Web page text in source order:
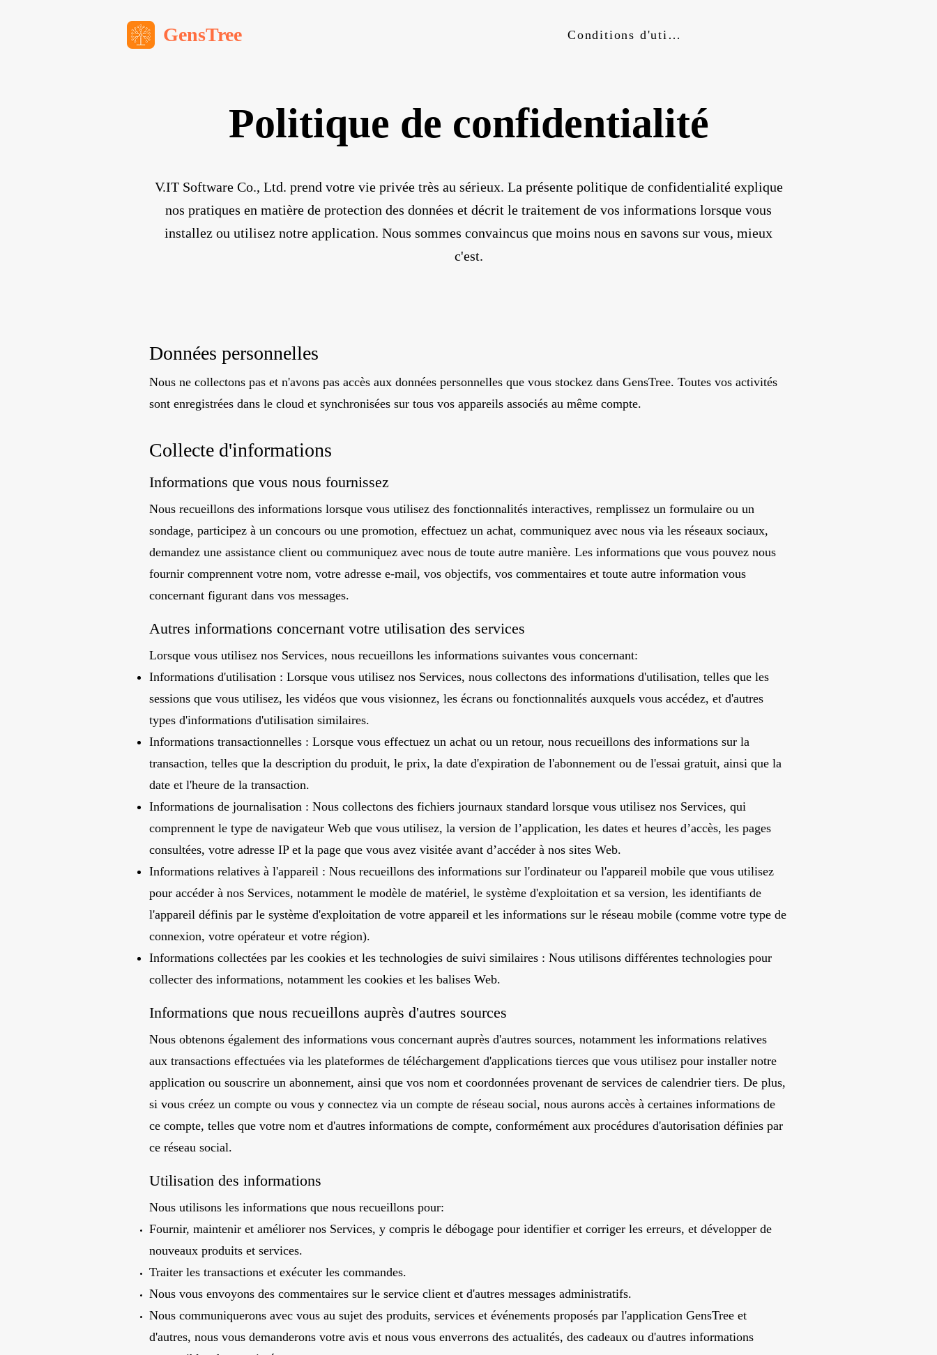
GensTree Conditions d'utilisation
Politique de confidentialité
V.IT Software Co., Ltd. prend votre vie privée très au sérieux. La présente politique de confidentialité explique
nos pratiques en matière de protection des données et décrit le traitement de vos informations lorsque vous
installez ou utilisez notre application. Nous sommes convaincus que moins nous en savons sur vous, mieux
c'est.
Données personnelles
Nous ne collectons pas et n'avons pas accès aux données personnelles que vous stockez dans GensTree. Toutes vos activités
sont enregistrées dans le cloud et synchronisées sur tous vos appareils associés au même compte.
Collecte d'informations
Informations que vous nous fournissez
Nous recueillons des informations lorsque vous utilisez des fonctionnalités interactives, remplissez un formulaire ou un
sondage, participez à un concours ou une promotion, effectuez un achat, communiquez avec nous via les réseaux sociaux,
demandez une assistance client ou communiquez avec nous de toute autre manière. Les informations que vous pouvez nous
fournir comprennent votre nom, votre adresse e-mail, vos objectifs, vos commentaires et toute autre information vous
concernant figurant dans vos messages.
Autres informations concernant votre utilisation des services
Lorsque vous utilisez nos Services, nous recueillons les informations suivantes vous concernant:
Informations d'utilisation : Lorsque vous utilisez nos Services, nous collectons des informations d'utilisation, telles que les
sessions que vous utilisez, les vidéos que vous visionnez, les écrans ou fonctionnalités auxquels vous accédez, et d'autres
types d'informations d'utilisation similaires.
Informations transactionnelles : Lorsque vous effectuez un achat ou un retour, nous recueillons des informations sur la
transaction, telles que la description du produit, le prix, la date d'expiration de l'abonnement ou de l'essai gratuit, ainsi que la
date et l'heure de la transaction.
Informations de journalisation : Nous collectons des fichiers journaux standard lorsque vous utilisez nos Services, qui
comprennent le type de navigateur Web que vous utilisez, la version de l’application, les dates et heures d’accès, les pages
consultées, votre adresse IP et la page que vous avez visitée avant d’accéder à nos sites Web.
Informations relatives à l'appareil : Nous recueillons des informations sur l'ordinateur ou l'appareil mobile que vous utilisez
pour accéder à nos Services, notamment le modèle de matériel, le système d'exploitation et sa version, les identifiants de
l'appareil définis par le système d'exploitation de votre appareil et les informations sur le réseau mobile (comme votre type de
connexion, votre opérateur et votre région).
Informations collectées par les cookies et les technologies de suivi similaires : Nous utilisons différentes technologies pour
collecter des informations, notamment les cookies et les balises Web.
Informations que nous recueillons auprès d'autres sources
Nous obtenons également des informations vous concernant auprès d'autres sources, notamment les informations relatives
aux transactions effectuées via les plateformes de téléchargement d'applications tierces que vous utilisez pour installer notre
application ou souscrire un abonnement, ainsi que vos nom et coordonnées provenant de services de calendrier tiers. De plus,
si vous créez un compte ou vous y connectez via un compte de réseau social, nous aurons accès à certaines informations de
ce compte, telles que votre nom et d'autres informations de compte, conformément aux procédures d'autorisation définies par
ce réseau social.
Utilisation des informations
Nous utilisons les informations que nous recueillons pour:
Fournir, maintenir et améliorer nos Services, y compris le débogage pour identifier et corriger les erreurs, et développer de
nouveaux produits et services.
Traiter les transactions et exécuter les commandes.
Nous vous envoyons des commentaires sur le service client et d'autres messages administratifs.
Nous communiquerons avec vous au sujet des produits, services et événements proposés par l'application GensTree et
d'autres, nous vous demanderons votre avis et nous vous enverrons des actualités, des cadeaux ou d'autres informations